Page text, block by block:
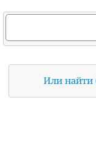
Или